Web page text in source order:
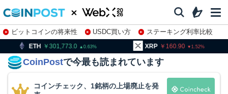
ビットコインの将来性 USDC買い方
ステーキング利率比較
株特集・関連銘柄
301,773.0 0.63 XRP 160.90 1.52 BNB
CoinPostで今最も読まれています
コインチェック、1銘柄の上場廃止を発